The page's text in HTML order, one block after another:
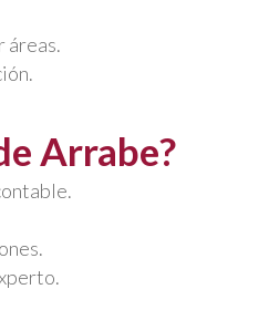
áreas.
Arrabe?